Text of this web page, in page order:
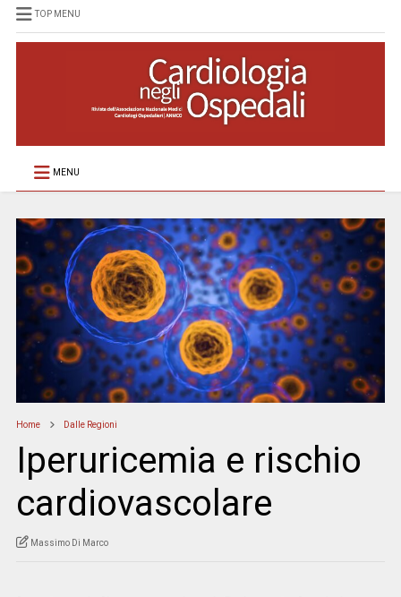
TOP MENU
MENU
Home Dalle Regioni
Iperuricemia e rischio
cardiovascolare
Massimo Di Marco